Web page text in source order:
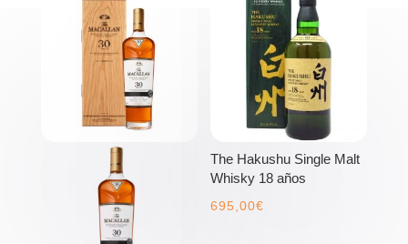
The Hakushu Single Malt
Whisky 18 años
695,00€